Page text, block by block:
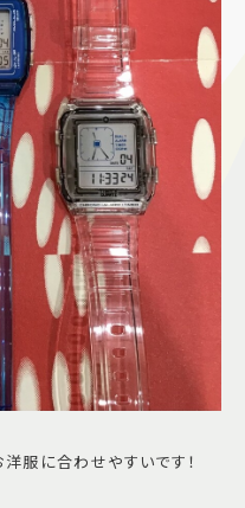
服に合わせやすいです！